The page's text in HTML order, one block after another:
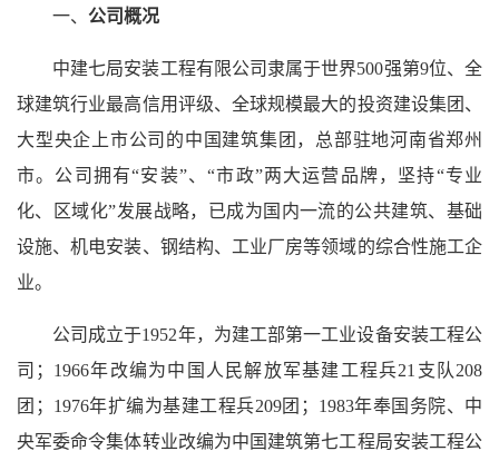
一、 公司概况
中建七局安装工程有限公司隶属于世界500强第9位、全
球建筑行业最高信用评级、全球规模最大的投资建设集团、
大型央企上市公司的中国建筑集团，总部驻地河南省郑州
市。公司拥有“安装”、“市政”两大运营品牌，坚持“专业
化、区域化”发展战略，已成为国内一流的公共建筑、基础
设施、机电安装、钢结构、工业厂房等领域的综合性施工企
业。
公司成立于1952年，为建工部第一工业设备安装工程公
司；1966年改编为中国人民解放军基建工程兵21支队208
团；1976年扩编为基建工程兵209团；1983年奉国务院、中
央军委命令集体转业改编为中国建筑第七工程局安装工程公